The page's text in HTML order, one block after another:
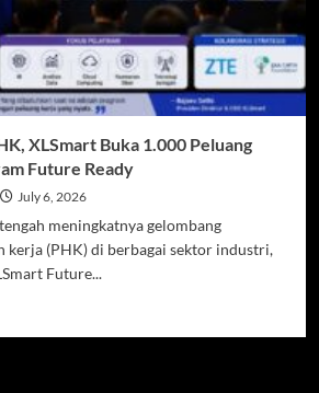
XLSmart Buka 1.000 Peluang
Future Ready
July 6, 2026
meningkatnya gelombang
kerja (PHK) di berbagai sektor industri,
Future...